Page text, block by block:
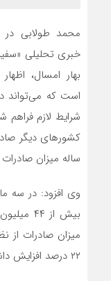
محمد طولابی در
خبری تحلیلی
بهار امسال،
است که می‌تواند
شرایط لازم فراهم
کشورهای دیگر
ساله میزان
بیش از
۲۲ درصد افزایش داشته است.